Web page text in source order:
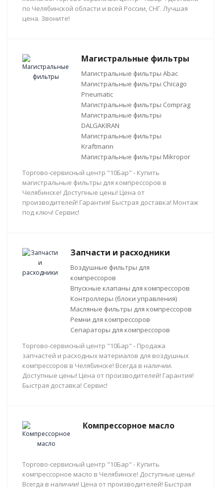
по Челябинской области и всей России, СНГ. Лучшая
цена. Звоните!
Магистральные фильтры
Магистральные фильтры Abac
Магистральные фильтры Chicago
Pneumatic
Магистральные фильтры Comprag
Магистральные фильтры
DALGAKIRAN
Магистральные фильтры
Kraftmann
Магистральные фильтры Mikropor
Торгово-сервисный центр "10Бар" - Купить
магистральные фильтры для компрессоров в
Челябинске! Доступные цены! Цена от
производителей! Гарантия! Быстрая доставка! Монтаж
под ключ! Сервис!
Запчасти и расходники
Воздушные фильтры для
компрессоров
Впускные клапаны для компрессоров
Контроллеры (блоки управления)
Масляные фильтры для компрессоров
Ремни для компрессоров
Сепараторы для компрессоров
Торгово-сервисный центр "10Бар" - Продажа
запчастей и расходных материалов для воздушных
компрессоров в Челябинске! Всегда в наличии.
Доступные цены! Цена от производителей! Гарантия!
Быстрая доставка! Сервис!
Компрессорное масло
Торгово-сервисный центр "10Бар" - Купить
компрессорное масло в Челябинске! Доступные цены!
Всегда в наличии! Цена от производителей! Быстрая